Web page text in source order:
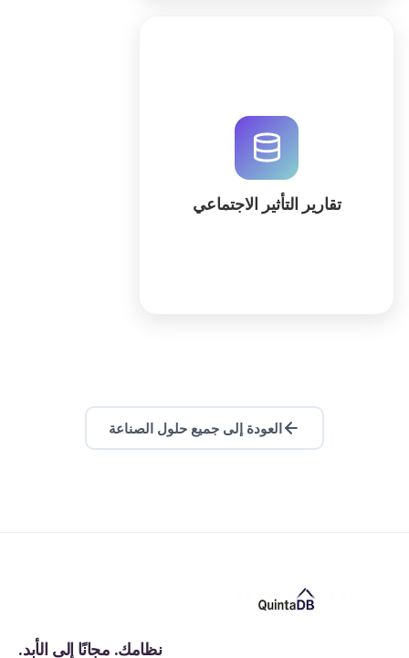
تقارير التأثير الاجتماعي
باستخدام QuintaDB. حلول متكاملة
لإدارة البيانات والتقارير مدعومة بالذكاء
الاصطناعي لتعزيز الشفافية والكفاءة
المؤسسية.
العودة إلى جميع حلول الصناعة
نظامك. مجانًا إلى الأبد.